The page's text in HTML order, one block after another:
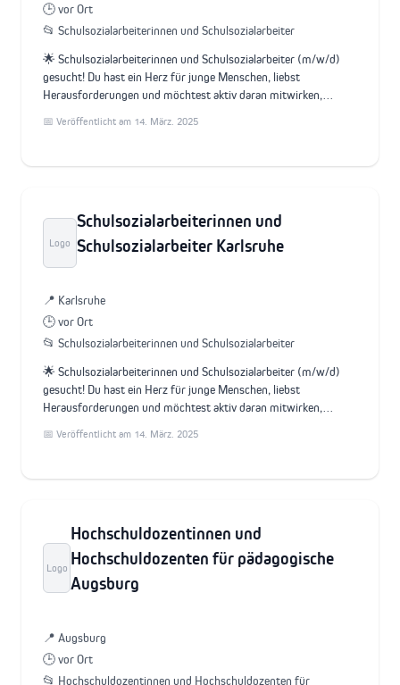
🕒 vor Ort
📂 Schulsozialarbeiterinnen und Schulsozialarbeiter
🌟 Schulsozialarbeiterinnen und Schulsozialarbeiter (m/w/d)
gesucht! Du hast ein Herz für junge Menschen, liebst
Herausforderungen und möchtest aktiv daran mitwirken,…
📅 Veröffentlicht am 14. März. 2025
Logo
Schulsozialarbeiterinnen und
Schulsozialarbeiter Karlsruhe
📍 Karlsruhe
🕒 vor Ort
📂 Schulsozialarbeiterinnen und Schulsozialarbeiter
🌟 Schulsozialarbeiterinnen und Schulsozialarbeiter (m/w/d)
gesucht! Du hast ein Herz für junge Menschen, liebst
Herausforderungen und möchtest aktiv daran mitwirken,…
📅 Veröffentlicht am 14. März. 2025
Logo
Hochschuldozentinnen und
Hochschuldozenten für pädagogische
Augsburg
📍 Augsburg
🕒 vor Ort
📂 Hochschuldozentinnen und Hochschuldozenten für